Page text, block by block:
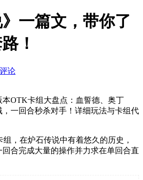
》一篇文，带你了
！
论
本OTK卡组大盘点：血誓德、奥丁
一回合秒杀对手！详细玩法与卡组代
，在炉石传说中有着悠久的历史，
合完成大量的操作并力求在单回合直